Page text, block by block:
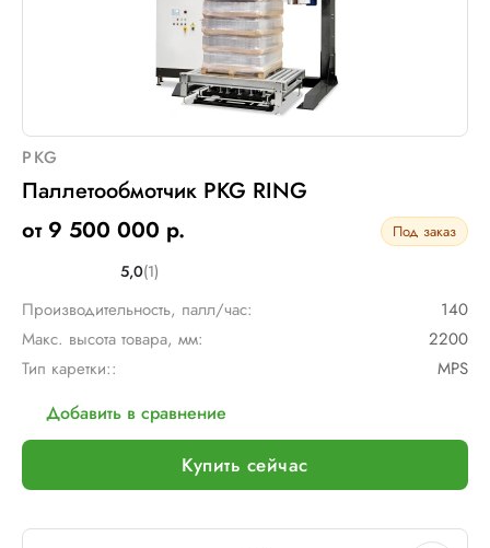
PKG
Паллетообмотчик PKG RING
от 9 500 000 р.
Под заказ
5,0(1)
Производительность, палл/час:
140
Макс. высота товара, мм:
2200
Тип каретки::
MPS
Добавить в сравнение
Купить сейчас